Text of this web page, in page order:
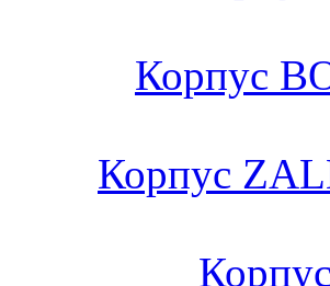
Корпус
Корпус